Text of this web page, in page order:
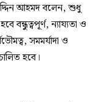
আহমদ বলেন, শুধু
বন্ধুত্বপূর্ণ, ন্যায্যতা ও
সমমর্যাদা ও
হবে।